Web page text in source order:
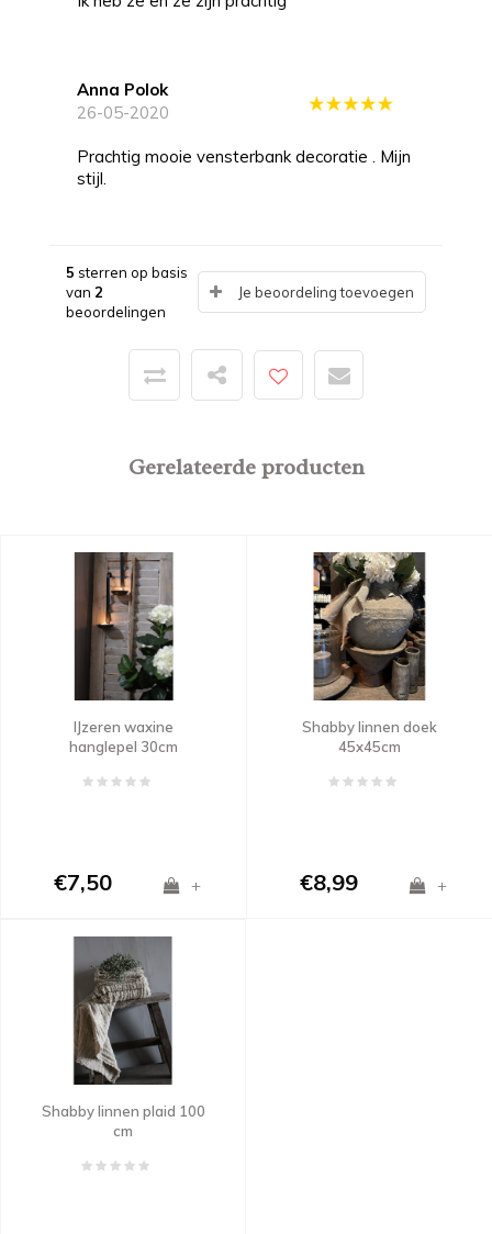
Anna Polok
26-05-2020
Prachtig mooie vensterbank decoratie . Mijn
stijl.
5 sterren op basis
van 2
beoordelingen
Je beoordeling toevoegen
Gerelateerde producten
IJzeren waxine
hanglepel 30cm
€7,50 +
Shabby linnen doek
45x45cm
€8,99 +
Shabby linnen plaid 100
cm